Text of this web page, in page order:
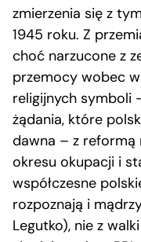
zmierzenia się z
1945 roku. Z
choć narzucone z
przemocy wobec
religijnych symboli
żądania, które
dawna – z reformą
okresu okupacji i
współczesne
rozpoznają i
Legutko), nie z